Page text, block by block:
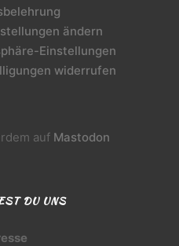
ändern
Einstellungen
widerrufen
auf Mastodon
DU UNS